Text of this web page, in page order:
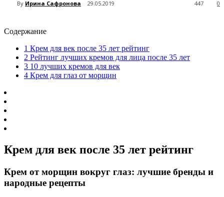
By Ирина Сафронова 29.05.2019 0
447
Содержание
1 Крем для век после 35 лет рейтинг
2 Рейтинг лучших кремов для лица после 35 лет
3 10 лучших кремов для век
4 Крем для глаз от морщин
Крем для век после 35 лет рейтинг
Крем от морщин вокруг глаз: лучшие бренды и
народные рецепты